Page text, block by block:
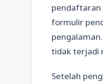
pendaftaran
formulir
tidak terjadi
Setelah